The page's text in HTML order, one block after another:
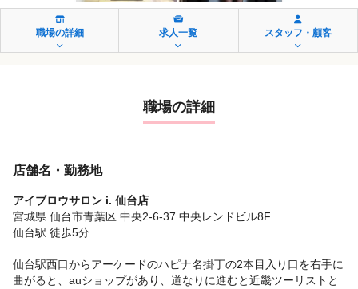
職場の詳細 求人一覧 スタッフ・顧客
職場の詳細
店舗名・勤務地
アイブロウサロン i. 仙台店
宮城県 仙台市青葉区 中央2-6-37 中央レンドビル8F
仙台駅 徒歩5分
仙台駅西口からアーケードのハピナ名掛丁の2本目入り口を右手に
曲がると、auショップがあり、道なりに進むと近畿ツーリストと